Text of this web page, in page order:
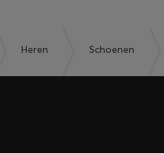
Heren Schoenen